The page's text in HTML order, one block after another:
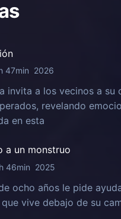
47min 2026
invita a los vecinos a su
revelando
en esta
a un monstruo
46min 2025
ocho años le pide
vive debajo de su